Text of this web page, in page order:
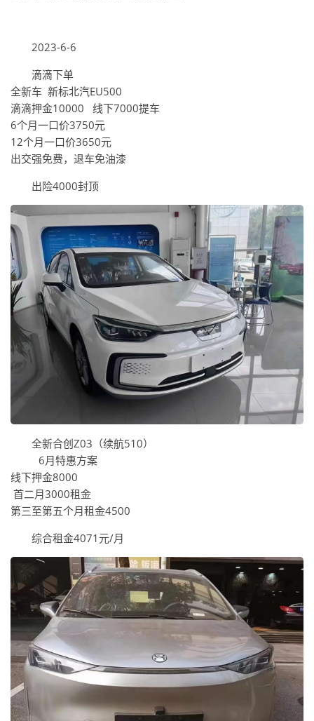
2023-6-6
滴滴下单
全新车 新标北汽EU500
滴滴押金10000 线下7000提车
6个月一口价3750元
12个月一口价3650元
出交强免费，退车免油漆
出险4000封顶
全新合创Z03（续航510）
6月特惠方案
线下押金8000
首二月3000租金
第三至第五个月租金4500
综合租金4071元/月